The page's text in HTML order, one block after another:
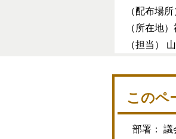
（配布場
（所在地
（担当）
このペ
部署： 議